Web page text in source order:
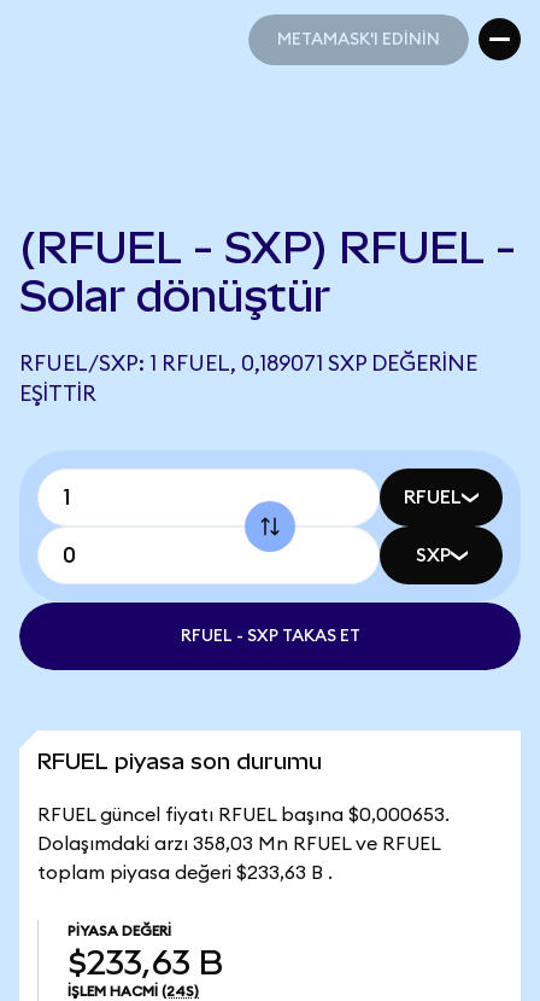
METAMASK'I EDİNİN
(RFUEL - SXP) RFUEL -
Solar dönüştür
RFUEL/SXP: 1 RFUEL, 0,189071 SXP DEĞERINE
EŞITTIR
RFUEL
SXP
RFUEL - SXP TAKAS ET
RFUEL piyasa son durumu
RFUEL güncel fiyatı RFUEL başına $0,000653.
Dolaşımdaki arzı 358,03 Mn RFUEL ve RFUEL
toplam piyasa değeri $233,63 B .
PIYASA DEĞERI
$233,63 B
İŞLEM HACMI (24S)